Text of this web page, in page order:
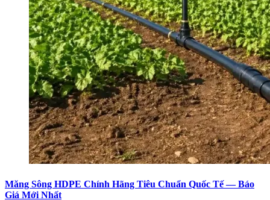
Măng Sông HDPE Chính Hãng Tiêu Chuẩn Quốc Tế — Báo
Giá Mới Nhất